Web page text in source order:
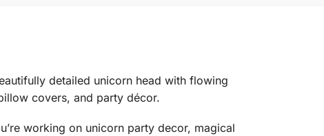
detailed unicorn head with flowing
covers, and party décor.
working on unicorn party decor, magical